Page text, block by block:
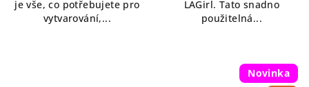
je vše, co potřebujete pro
vytvarování,...
LAGirl. Tato snadno
použitelná...
Novinka